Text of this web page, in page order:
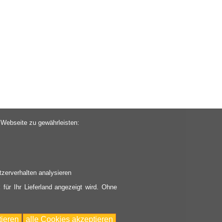
zu gewährleisten:
analysieren
Ihr Lieferland angezeigt wird. Ohne
alle Cookies akzeptieren